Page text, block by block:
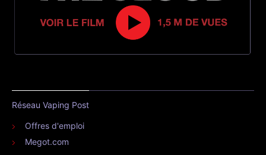
Réseau Vaping Post
Offres d'emploi
Megot.com